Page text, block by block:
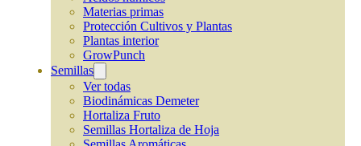
Materias primas
Protección Cultivos y Plantas
Plantas interior
GrowPunch
Semillas
Ver todas
Biodinámicas Demeter
Hortaliza Fruto
Semillas Hortaliza de Hoja